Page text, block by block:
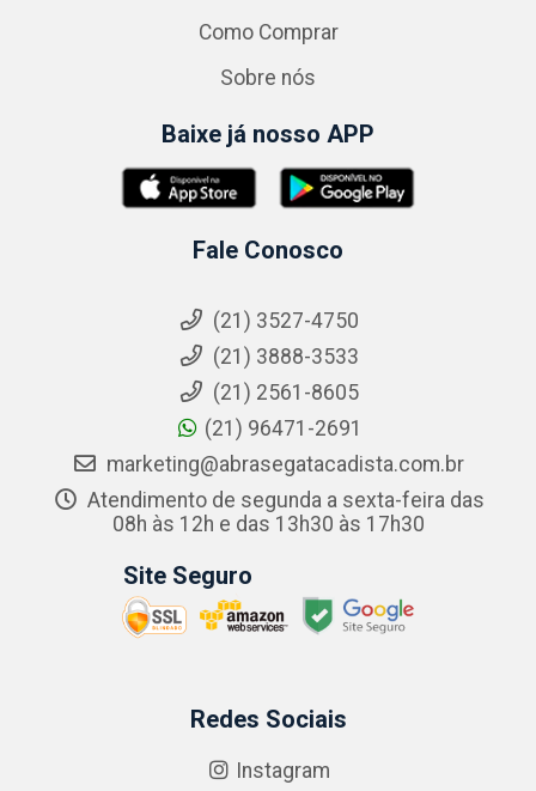
Como Comprar
Sobre nós
Baixe já nosso APP
Fale Conosco
(21) 3527-4750
(21) 3888-3533
(21) 2561-8605
(21) 96471-2691
marketing@abrasegatacadista.com.br
Atendimento de segunda a sexta-feira das
08h às 12h e das 13h30 às 17h30
Site Seguro
Redes Sociais
Instagram